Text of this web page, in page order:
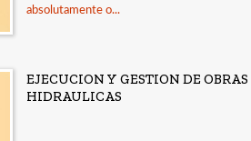
absolutamente o...
EJECUCION Y GESTION DE OBRAS
HIDRAULICAS